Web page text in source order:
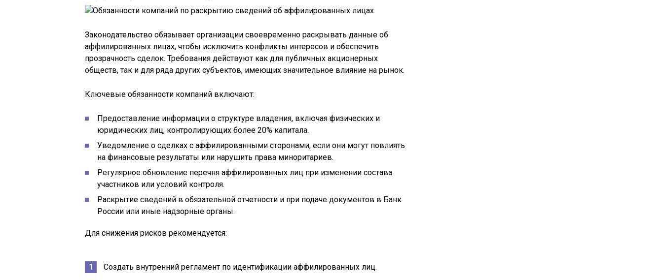
Законодательство обязывает организации своевременно раскрывать данные об
аффилированных лицах, чтобы исключить конфликты интересов и обеспечить
прозрачность сделок. Требования действуют как для публичных акционерных
обществ, так и для ряда других субъектов, имеющих значительное влияние на рынок.
Ключевые обязанности компаний включают:
Предоставление информации о структуре владения, включая физических и
юридических лиц, контролирующих более 20% капитала.
Уведомление о сделках с аффилированными сторонами, если они могут повлиять
на финансовые результаты или нарушить права миноритариев.
Регулярное обновление перечня аффилированных лиц при изменении состава
участников или условий контроля.
Раскрытие сведений в обязательной отчетности и при подаче документов в Банк
России или иные надзорные органы.
Для снижения рисков рекомендуется:
Создать внутренний регламент по идентификации аффилированных лиц.